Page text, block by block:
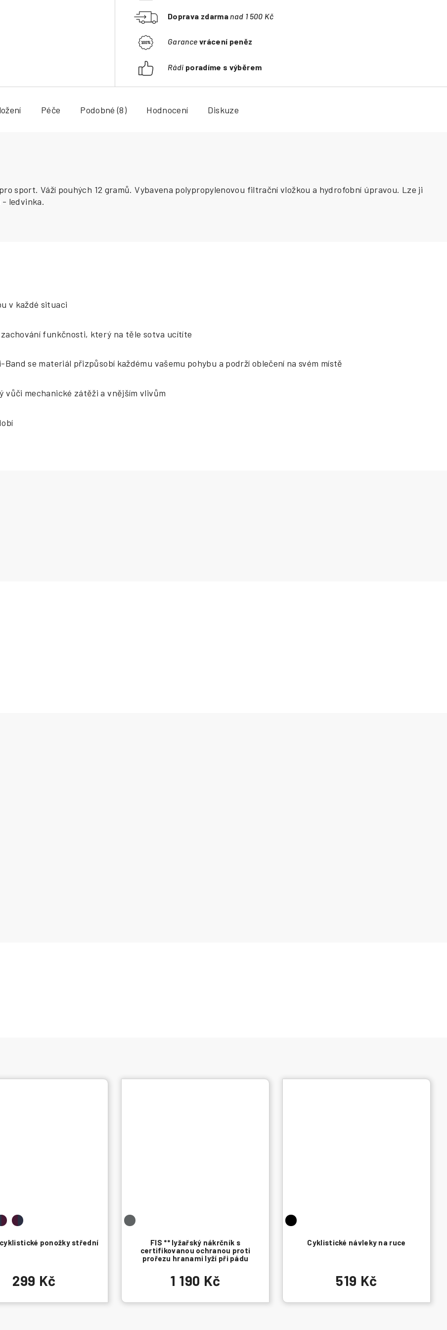
Doprava zdarma nad 1 500 Kč
Garance vrácení peněz
Rádi poradíme s výběrem
Péče Podobné (8) Hodnocení Diskuze
sport. Váží pouhých 12 gramů. Vybavena polypropylenovou filtrační vložkou a hydrofobní úpravou. Lze ji
- ledvinka.
ponožky střední
299 Kč
FIS ** lyžařský nákrčník s
certifikovanou ochranou proti
prořezu hranami lyží při pádu
1 190 Kč
Cyklistické návleky na ruce
519 Kč
v každé situaci
funkčnosti, který na těle sotva ucítíte
se materiál přizpůsobí každému vašemu pohybu a podrží oblečení na svém místě
vůči mechanické zátěži a vnějším vlivům